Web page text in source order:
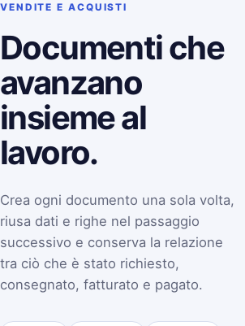
VENDITE E ACQUISTI
Documenti che
avanzano
insieme al
lavoro.
Crea ogni documento una sola volta,
riusa dati e righe nel passaggio
successivo e conserva la relazione
tra ciò che è stato richiesto,
consegnato, fatturato e pagato.